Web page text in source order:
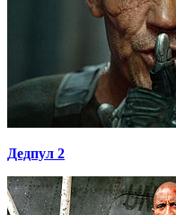
Дедпул 2